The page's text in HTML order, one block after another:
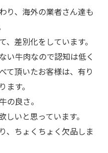
り、海外の業者さん達も
差別化をしています。
い牛肉なので認知は低く
て頂いたお客様は、有り
す。
の良さ。
いと思っています。
、ちょくちょく欠品しま